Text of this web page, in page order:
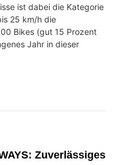
ist dabei die Kategorie
25 km/h die
Bikes (gut 15 Prozent
Jahr in dieser
Zuverlässiges